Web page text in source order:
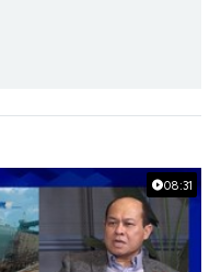
08:31